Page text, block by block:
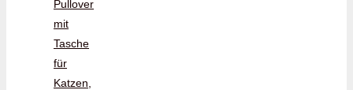
Pullover
mit
Tasche
für
Katzen,